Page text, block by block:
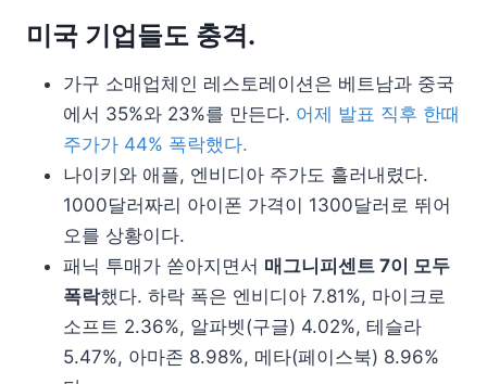
미국 기업들도 충격.
가구 소매업체인 레스토레이션은 베트남과 중국
에서 35%와 23%를 만든다. 어제 발표 직후 한때
주가가 44% 폭락했다.
나이키와 애플, 엔비디아 주가도 흘러내렸다.
1000달러짜리 아이폰 가격이 1300달러로 뛰어
오를 상황이다.
패닉 투매가 쏟아지면서 매그니피센트 7이 모두
폭락했다. 하락 폭은 엔비디아 7.81%, 마이크로
소프트 2.36%, 알파벳(구글) 4.02%, 테슬라
5.47%, 아마존 8.98%, 메타(페이스북) 8.96%